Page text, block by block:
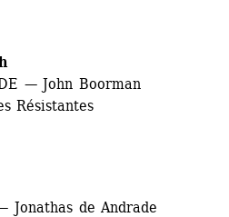
— John Boorman
Résistantes
Jonathas de Andrade